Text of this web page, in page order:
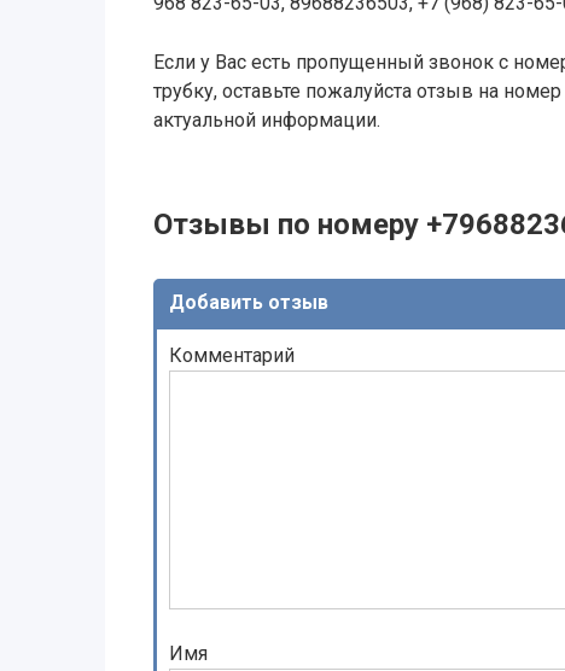
Если у Вас есть пропущенный звонок с
трубку, оставьте пожалуйста отзыв на
актуальной информации.
Отзывы по номеру
Добавить отзыв
Комментарий
Имя